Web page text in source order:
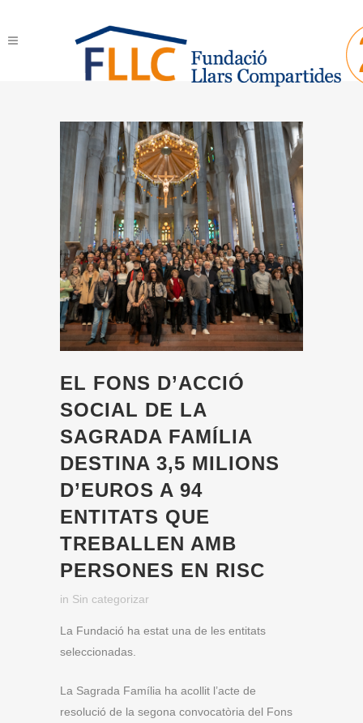
EL FONS D’ACCIÓ
SOCIAL DE LA
SAGRADA FAMÍLIA
DESTINA 3,5 MILIONS
D’EUROS A 94
ENTITATS QUE
TREBALLEN AMB
PERSONES EN RISC
in Sin categorizar
La Fundació ha estat una de les entitats
seleccionadas.
La Sagrada Família ha acollit l’acte de
resolució de la segona convocatòria del Fons